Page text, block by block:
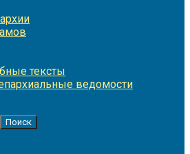
тексты
ведомости